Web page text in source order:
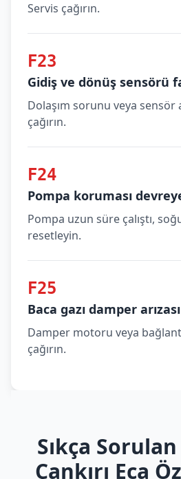
Servis çağırın.
F23
Gidiş ve dönüş sensörü
Dolaşım sorunu veya sensör
çağırın.
F24
Pompa koruması
Pompa uzun süre çalıştı,
resetleyin.
F25
Baca gazı damper arızası
Damper motoru veya
çağırın.
Sıkça
Çankırı Eca